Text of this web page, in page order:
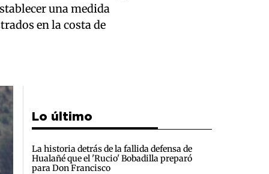
una medida
en la costa de
Lo último
La historia detrás de la fallida defensa de
Hualañé que el 'Rucio' Bobadilla preparó
para Don Francisco